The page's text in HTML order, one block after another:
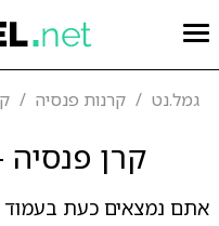
גמל.נט קרנות פנסיה
קרן פנסיה
אתם נמצאים כעת בעמוד